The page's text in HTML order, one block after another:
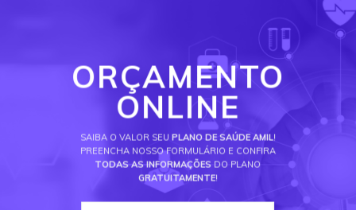
ORÇAMENTO
ONLINE
SAIBA O VALOR SEU PLANO DE SAÚDE AMIL!
PREENCHA NOSSO FORMULÁRIO E CONFIRA
TODAS AS INFORMAÇÕES DO PLANO
GRATUITAMENTE!